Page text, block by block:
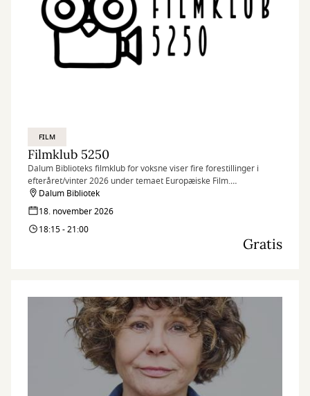
FILM
Filmklub 5250
Dalum Biblioteks filmklub for voksne viser fire forestillinger i
efteråret/vinter 2026 under temaet Europæiske Film.
Programmet kan hentes og ses på Dalum Bibliotek fra d. 1.
august.
Billetter kan bestilles fra den 31. juli.
Dalum Bibliotek
18. november 2026
18:15 - 21:00
Gratis